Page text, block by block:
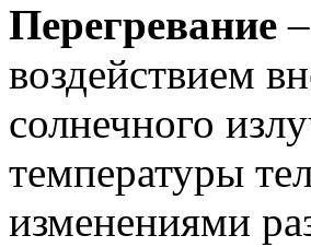
Перегревание
воздействием
солнечного
температуры
изменениями